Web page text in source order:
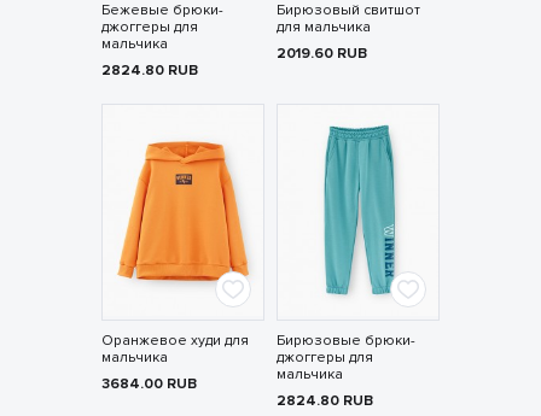
Бежевые брюки-
джоггеры для
мальчика
2824.80 RUB
Бирюзовый свитшот
для мальчика
2019.60 RUB
Оранжевое худи для
мальчика
3684.00 RUB
Бирюзовые брюки-
джоггеры для
мальчика
2824.80 RUB